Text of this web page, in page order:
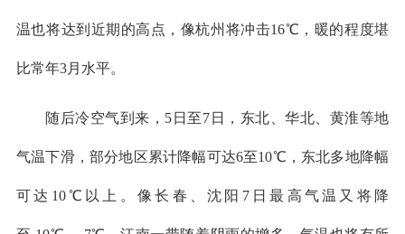
温也将达到近期的高点，像杭州将冲击16℃，暖的程度堪
比常年3月水平。
随后冷空气到来，5日至7日，东北、华北、黄淮等地
气温下滑，部分地区累计降幅可达6至10℃，东北多地降幅
可达10℃以上。像长春、沈阳7日最高气温又将降